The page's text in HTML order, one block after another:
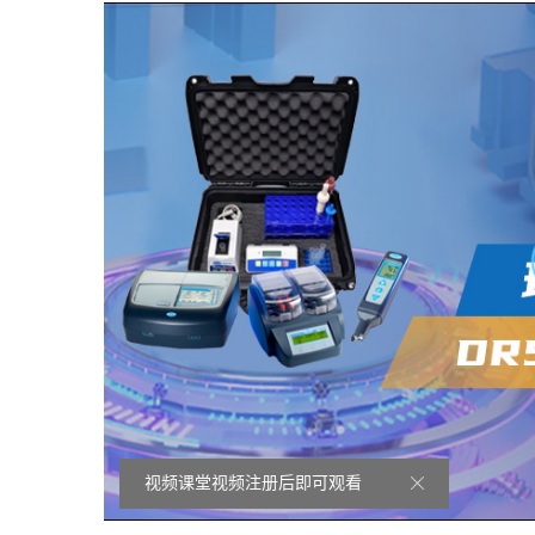
视频课堂视频注册后即可观看